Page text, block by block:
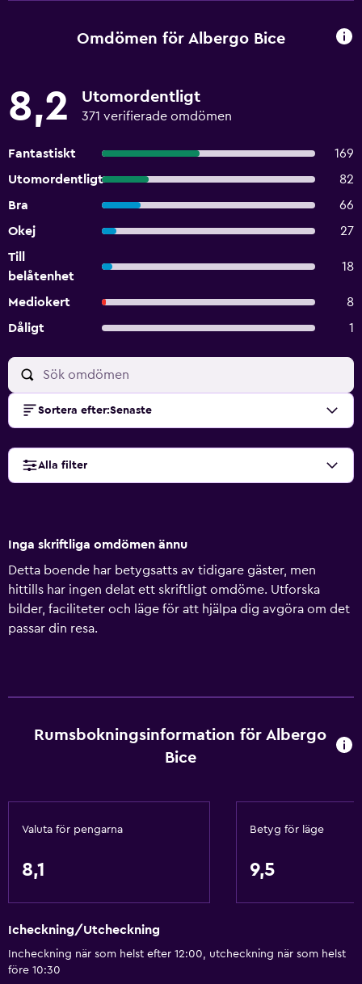
Omdömen för Albergo Bice
8,2 Utomordentligt
371 verifierade omdömen
Fantastiskt
169
Utomordentligt
82
Bra
66
Okej
27
Till
belåtenhet
18
Mediokert
8
Dåligt
1
Sortera efter:Senaste
Alla filter
Inga skriftliga omdömen ännu
Detta boende har betygsatts av tidigare gäster, men
hittills har ingen delat ett skriftligt omdöme. Utforska
bilder, faciliteter och läge för att hjälpa dig avgöra om det
passar din resa.
Rumsbokningsinformation för Albergo
Bice
Valuta för pengarna
8,1
Betyg för läge
9,5
Icheckning/Utcheckning
Incheckning när som helst efter 12:00, utcheckning när som helst
före 10:30